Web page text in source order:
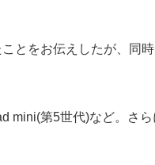
とをお伝えしたが、同
第5世代)など。さ